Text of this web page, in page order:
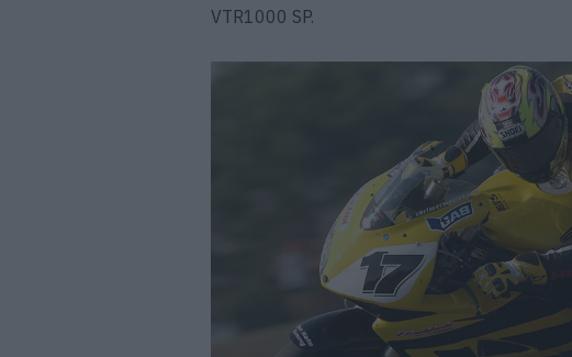
VTR1000 SP.